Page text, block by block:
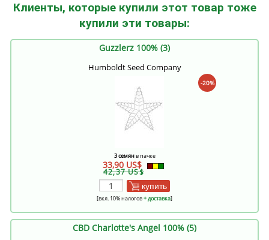
Клиенты, которые купили этот товар тоже
купили эти товары:
Guzzlerz 100% (3)
Humboldt Seed Company
-20%
3 семянв пачке
33,90 US$
42,37 US$
купить
[вкл. 10% налогов+ доставка]
CBD Charlotte's Angel 100% (5)